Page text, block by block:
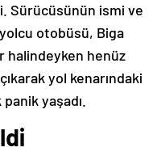
Sürücüsünün ismi ve
otobüsü, Biga
halindeyken henüz
yol kenarındaki
yaşadı.